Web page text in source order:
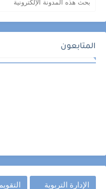
المتابعون
الإدارة التربوية